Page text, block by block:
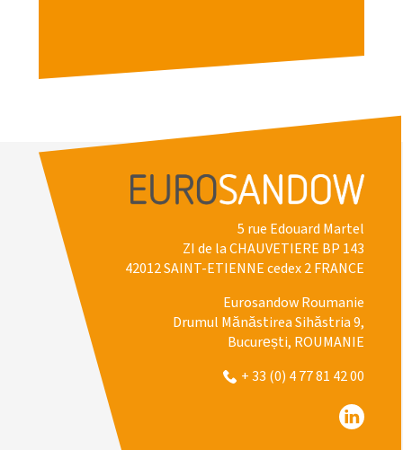
5 rue Edouard Martel
ZI de la CHAUVETIERE BP 143
42012 SAINT-ETIENNE cedex 2 FRANCE
Eurosandow Roumanie
Drumul Mănăstirea Sihăstria 9,
București, ROUMANIE
+ 33 (0) 4 77 81 42 00